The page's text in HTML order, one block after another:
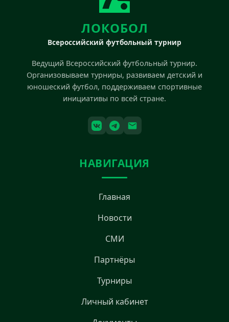
ЛОКОБОЛ
Всероссийский футбольный турнир
Ведущий Всероссийский футбольный турнир.
Организовываем турниры, развиваем детский и
юношеский футбол, поддерживаем спортивные
инициативы по всей стране.
НАВИГАЦИЯ
Главная
Новости
СМИ
Партнёры
Турниры
Личный кабинет